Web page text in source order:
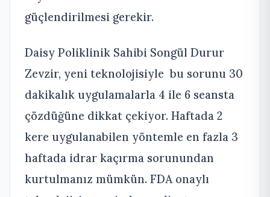
güçlendirilmesi gerekir.
Daisy Poliklinik Sahibi Songül Durur
Zevzir, yeni teknolojisiyle bu sorunu 30
dakikalık uygulamalarla 4 ile 6 seansta
çözdüğüne dikkat çekiyor. Haftada 2
kere uygulanabilen yöntemle en fazla 3
haftada idrar kaçırma sorunundan
kurtulmanız mümkün. FDA onaylı